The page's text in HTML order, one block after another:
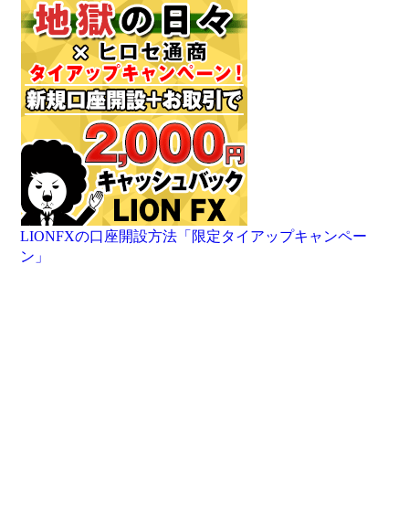
LIONFXの口座開設方法「限定タイアップキャンペー
ン」